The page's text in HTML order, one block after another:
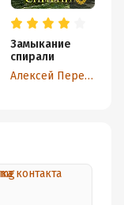
Замыкание
спирали
Алексей Переяславцев